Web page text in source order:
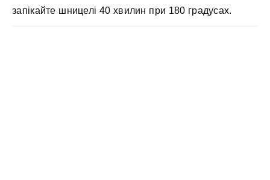
запікайте шницелі 40 хвилин при 180 градусах.